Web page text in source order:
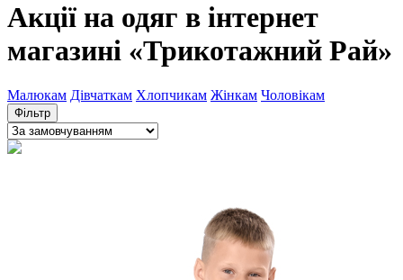
Акції на одяг в інтернет
магазині «Трикотажний Рай»
Малюкам Дівчаткам Хлопчикам Жінкам Чоловікам
Фільтр